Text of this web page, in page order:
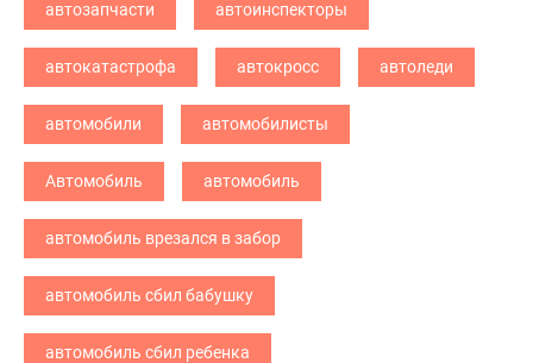
автозапчасти автоинспекторы
автокатастрофа автокросс автоледи
автомобили автомобилисты
Автомобиль автомобиль
автомобиль врезался в забор
автомобиль сбил бабушку
автомобиль сбил ребенка